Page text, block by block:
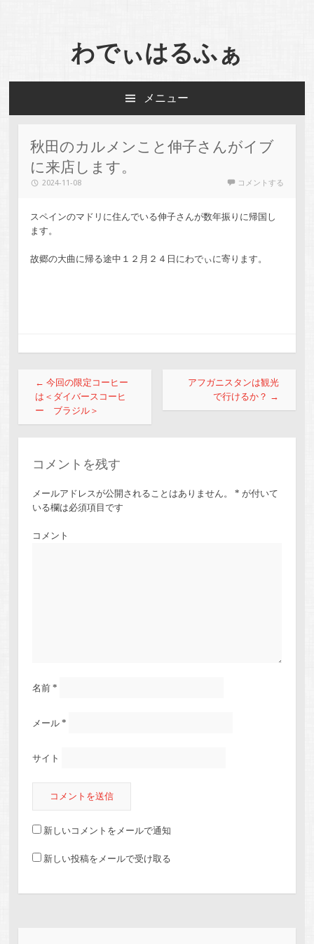
わでぃはるふぁ
メニュー
秋田のカルメンこと伸子さんがイブ
に来店します。
2024-11-08 コメントする
スペインのマドリに住んでいる伸子さんが数年振りに帰国し
ます。
故郷の大曲に帰る途中１２月２４日にわでぃに寄ります。
投稿ナビゲーション
← 今回の限定コーヒー
は＜ダイバースコーヒ
ー ブラジル＞
アフガニスタンは観光
で行けるか？ →
コメントを残す
メールアドレスが公開されることはありません。 * が付いて
いる欄は必須項目です
コメント
名前 *
メール *
サイト
新しいコメントをメールで通知
新しい投稿をメールで受け取る